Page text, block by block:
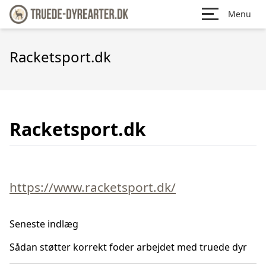
Menu
Racketsport.dk
Racketsport.dk
https://www.racketsport.dk/
Seneste indlæg
Sådan støtter korrekt foder arbejdet med truede dyr